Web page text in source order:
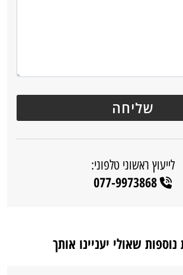
לייעוץ ראשוני טלפוני:
077-9973868
שאולי יעניינו אותך